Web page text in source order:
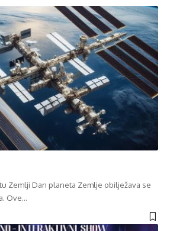
Zemlji Dan planeta Zemlje obilježava se
Ove…